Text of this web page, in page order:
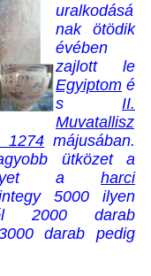
uralkodásá
nak ötödik
évében
zajlott le
Egyiptom é
s II.
Muvatallisz
1274 májusában.
ütközet a
a harci
5000 ilyen
2000 darab
darab pedig